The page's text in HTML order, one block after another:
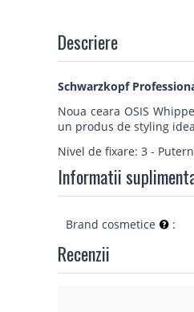
Descriere
Schwarzkopf
Noua ceara OSIS
un produs de styling
Nivel de fixare: 3 -
Informatii
Brand cosmetice :
Recenzii